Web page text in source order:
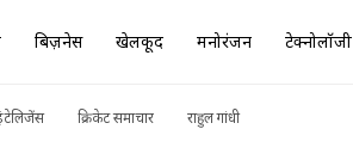
बिज़नेस खेलकूद मनोरंजन टेक्नोलॉजी
क्रिकेट समाचार राहुल गांधी